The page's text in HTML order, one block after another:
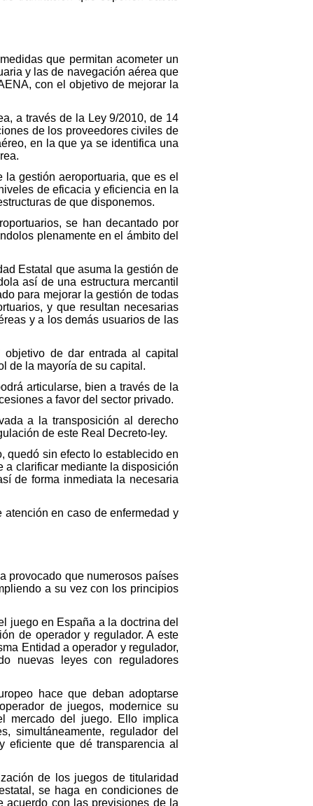
que permitan acometer un
y las de navegación aérea que
con el objetivo de mejorar la
a través de la Ley 9/2010, de 14
de los proveedores civiles de
en la que ya se identifica una
gestión aeroportuaria, que es el
de eficacia y eficiencia en la
de que disponemos.
se han decantado por
plenamente en el ámbito del
Estatal que asuma la gestión de
así de una estructura mercantil
para mejorar la gestión de todas
y que resultan necesarias
y a los demás usuarios de las
de dar entrada al capital
de la mayoría de su capital.
articularse, bien a través de la
a favor del sector privado.
a la transposición al derecho
de este Real Decreto-ley.
quedó sin efecto lo establecido en
a clarificar mediante la disposición
de forma inmediata la necesaria
en caso de enfermedad y
provocado que numerosos países
a su vez con los principios
juego en España a la doctrina del
de operador y regulador. A este
Entidad a operador y regulador,
nuevas leyes con reguladores
hace que deban adoptarse
de juegos, modernice su
mercado del juego. Ello implica
simultáneamente, regulador del
eficiente que dé transparencia al
de los juegos de titularidad
se haga en condiciones de
acuerdo con las previsiones de la